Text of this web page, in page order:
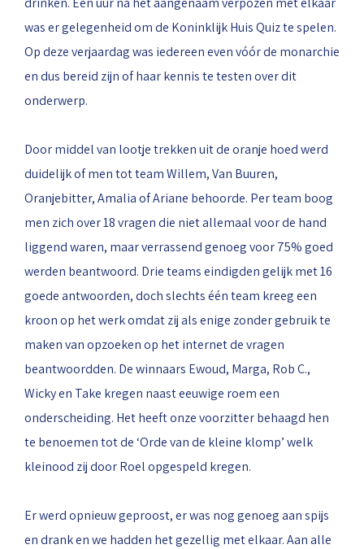
was er gelegenheid om de Koninklijk Huis Quiz te spelen.
Op deze verjaardag was iedereen even vóór de monarchie
en dus bereid zijn of haar kennis te testen over dit
onderwerp.
Door middel van lootje trekken uit de oranje hoed werd
duidelijk of men tot team Willem, Van Buuren,
Oranjebitter, Amalia of Ariane behoorde. Per team boog
men zich over 18 vragen die niet allemaal voor de hand
liggend waren, maar verrassend genoeg voor 75% goed
werden beantwoord. Drie teams eindigden gelijk met 16
goede antwoorden, doch slechts één team kreeg een
kroon op het werk omdat zij als enige zonder gebruik te
maken van opzoeken op het internet de vragen
beantwoordden. De winnaars Ewoud, Marga, Rob C.,
Wicky en Take kregen naast eeuwige roem een
onderscheiding. Het heeft onze voorzitter behaagd hen
te benoemen tot de ‘Orde van de kleine klomp’ welk
kleinood zij door Roel opgespeld kregen.
Er werd opnieuw geproost, er was nog genoeg aan spijs
en drank en we hadden het gezellig met elkaar. Aan alle